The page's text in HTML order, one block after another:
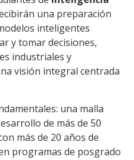
una preparación
inteligentes
y tomar decisiones,
industriales y
visión integral centrada
una malla
de más de 50
más de 20 años de
programas de posgrado